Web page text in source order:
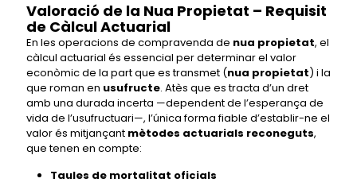
Valoració de la Nua Propietat – Requisit
de Càlcul Actuarial
En les operacions de compravenda de nua propietat, el
càlcul actuarial és essencial per determinar el valor
econòmic de la part que es transmet (nua propietat) i la
que roman en usufructe. Atès que es tracta d’un dret
amb una durada incerta —dependent de l’esperança de
vida de l’usufructuari—, l’única forma fiable d’establir-ne el
valor és mitjançant mètodes actuarials reconeguts,
que tenen en compte:
Taules de mortalitat oficials